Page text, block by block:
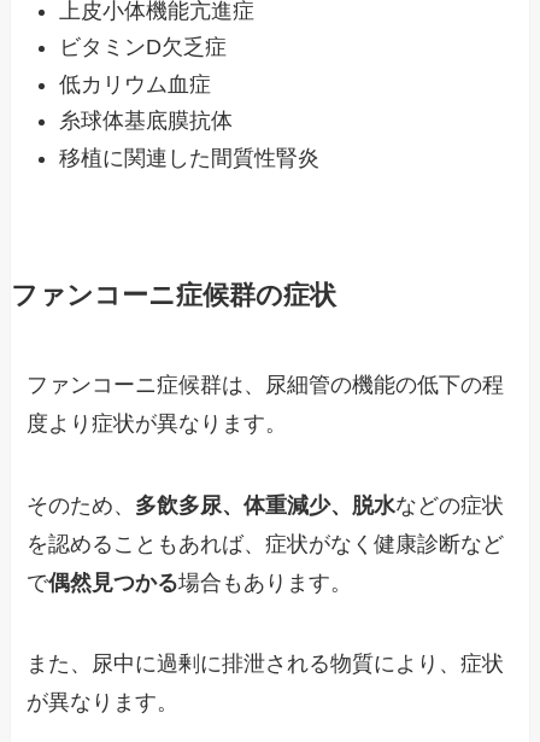
上皮小体機能亢進症
ビタミンD欠乏症
低カリウム血症
糸球体基底膜抗体
移植に関連した間質性腎炎
ファンコーニ症候群の症状
ファンコーニ症候群は、尿細管の機能の低下の程
度より症状が異なります。
そのため、 多飲多尿、体重減少、脱水などの症状
を認めることもあれば、症状がなく健康診断など
で偶然見つかる場合もあります。
また、尿中に過剰に排泄される物質により、症状
が異なります。